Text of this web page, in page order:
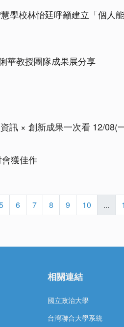
學校林怡廷呼籲建立「個人
華教授團隊成果展分享
訊 × 創新成果一次看 12/08(
獲佳作
6 7 8 9 10 ...
相關連結
國立政治大學
台灣聯合大學系統